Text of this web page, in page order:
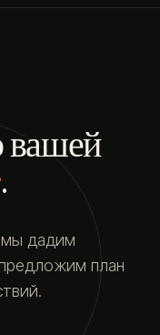
вашей
.
дадим
план